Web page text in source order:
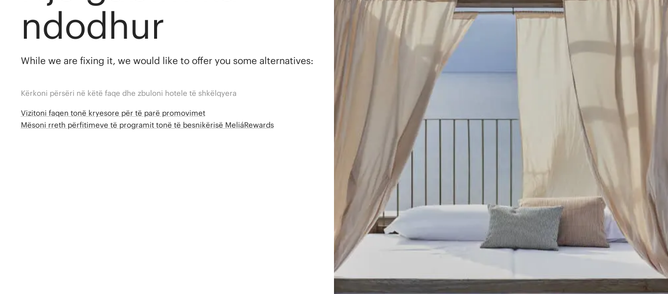
ndodhur
While we are fixing it, we would like to offer you some alternatives:
Kërkoni përsëri në këtë faqe dhe zbuloni hotele të shkëlqyera
Vizitoni faqen tonë kryesore për të parë promovimet
Mësoni rreth përfitimeve të programit tonë të besnikërisë MeliáRewards